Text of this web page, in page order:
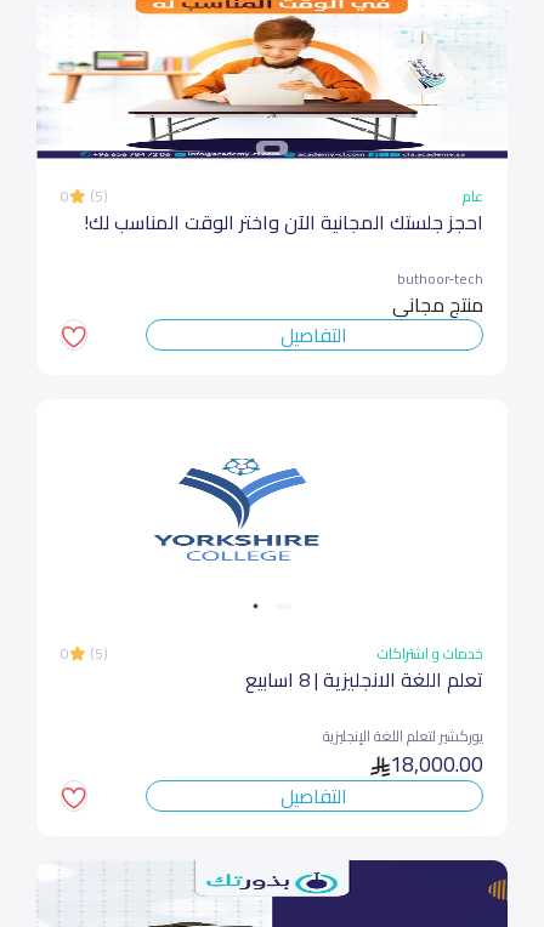
عام (5)
0
احجز جلستك المجانية الآن واختر الوقت المناسب لك!
buthoor-tech
منتج مجاني
التفاصيل
خدمات و اشتراكات (5)
0
تعلم اللغة الانجليزية | 8 اسابيع
يوركشير لتعلم اللغة الإنجليزية
18,000.00
التفاصيل